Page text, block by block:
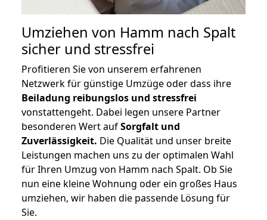
Umziehen von Hamm nach Spalt
sicher und stressfrei
Profitieren Sie von unserem erfahrenen
Netzwerk für günstige Umzüge oder dass ihre
Beiladung reibungslos und stressfrei
vonstattengeht. Dabei legen unsere Partner
besonderen Wert aufSorgfalt und
Zuverlässigkeit. Die Qualität und unser breite
Leistungen machen uns zu der optimalen Wahl
für Ihren Umzug von Hamm nach Spalt. Ob Sie
nun eine kleine Wohnung oder ein großes Haus
umziehen, wir haben die passende Lösung für
Sie.